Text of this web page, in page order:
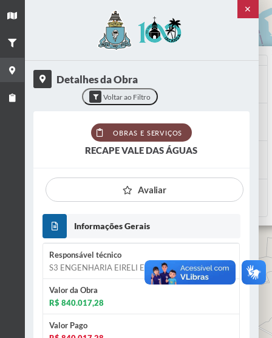
2
Título
RECAPE VALE DAS ÁGUAS
Obras e Serviços
Situação
✕
Detalhes da Obra
Voltar ao Filtro
OBRAS E SERVIÇOS
RECAPE VALE DAS ÁGUAS
Avaliar
Informações Gerais
Responsável técnico
S3 ENGENHARIA EIRELI EPP
Valor da Obra
R$ 840.017,28
Valor Pago